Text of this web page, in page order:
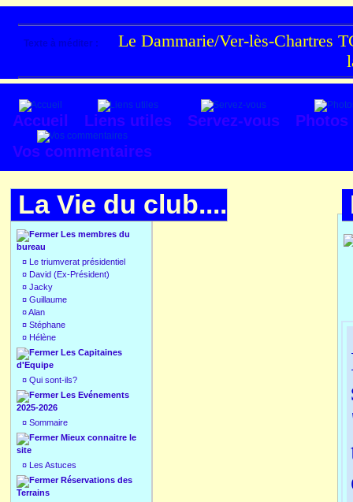
Texte à méditer :
Le Dammarie/Ver-lès-Chartres
Accueil Liens utiles Servez-vous
Photos
Vos commentaires
La Vie du club....
Les membres du
bureau
¤ Le triumverat présidentiel
¤ David (Ex-Président)
¤ Jacky
¤ Guillaume
¤Alan
¤ Stéphane
¤ Hélène
Les Capitaines
d'Equipe
¤ Qui sont-ils?
Les Evénements
2025-2026
¤ Sommaire
Mieux connaitre le
site
¤ Les Astuces
Réservations des
Terrains